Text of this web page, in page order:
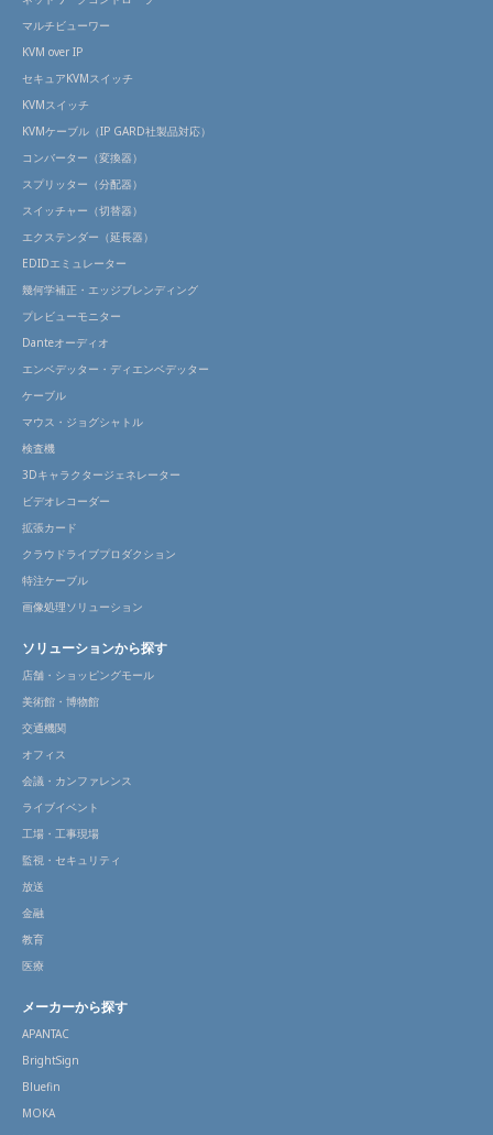
マルチビューワー
KVM over IP
セキュアKVMスイッチ
KVMスイッチ
KVMケーブル（IP GARD社製品対応）
コンバーター（変換器）
スプリッター（分配器）
スイッチャー（切替器）
エクステンダー（延長器）
EDIDエミュレーター
幾何学補正・エッジブレンディング
プレビューモニター
Danteオーディオ
エンベデッター・ディエンベデッター
ケーブル
マウス・ジョグシャトル
検査機
3Dキャラクタージェネレーター
ビデオレコーダー
拡張カード
クラウドライブプロダクション
特注ケーブル
画像処理ソリューション
ソリューションから探す
店舗・ショッピングモール
美術館・博物館
交通機関
オフィス
会議・カンファレンス
ライブイベント
工場・工事現場
監視・セキュリティ
放送
金融
教育
医療
メーカーから探す
APANTAC
BrightSign
Bluefin
MOKA